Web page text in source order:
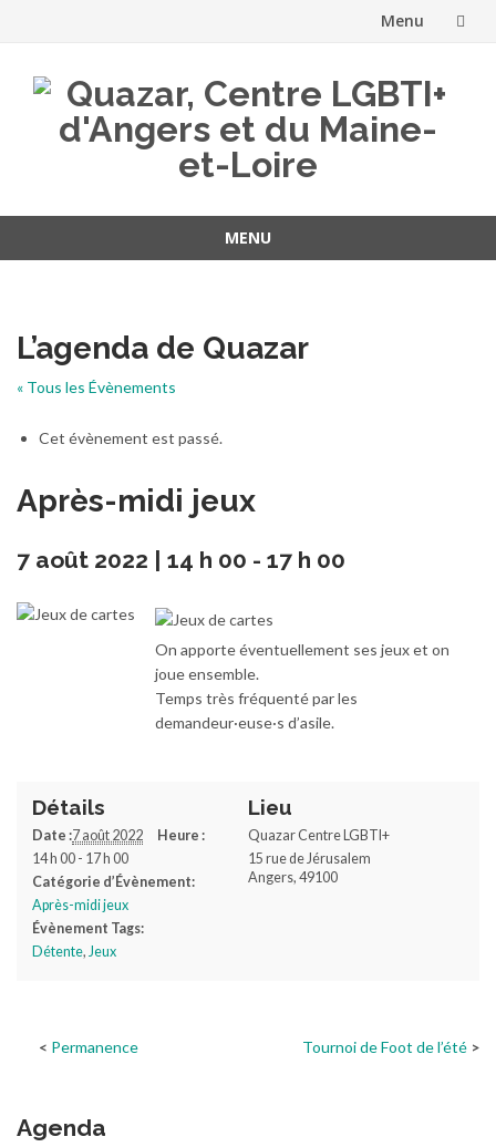
Menu
contenu
MENU
L’agenda de Quazar
« Tous les Évènements
Cet évènement est passé.
Après-midi jeux
7 août 2022 | 14 h 00 - 17 h 00
On apporte éventuellement ses jeux et on
joue ensemble.
Temps très fréquenté par les
demandeur·euse·s d’asile.
Détails
Date :7 août 2022
Heure :
14 h 00 - 17 h 00
Catégorie d’Évènement:
Après-midi jeux
Évènement Tags:
Détente, Jeux
Lieu
Quazar Centre LGBTI+
15 rue de Jérusalem
Angers, 49100
Permanence Tournoi de Foot de l’été
Agenda